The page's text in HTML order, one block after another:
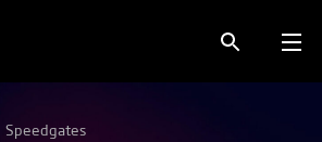
Speedgates